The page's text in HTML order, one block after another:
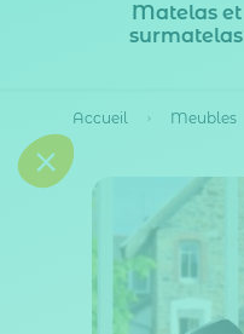
Matelas et
surmatelas
Accueil Meubles